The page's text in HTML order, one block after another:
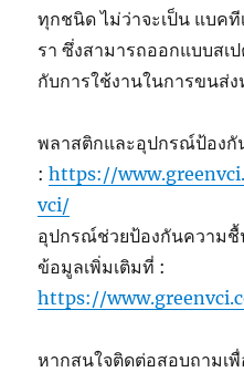
ทุกชนิด ไม่ว่าจะเป็น แบคที
รา ซึ่งสามารถออกแบบสเ
กับการใช้งานในการขนส่
พลาสติกและอุปกรณ์ป้องกั
:https://
vci/
อุปกรณ์ช่วยป้องกันความชื้
ข้อมูลเพิ่มเติมที่ :
https://
หากสนใจติดต่อสอบถามเ